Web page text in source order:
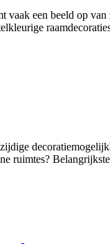
een beeld op